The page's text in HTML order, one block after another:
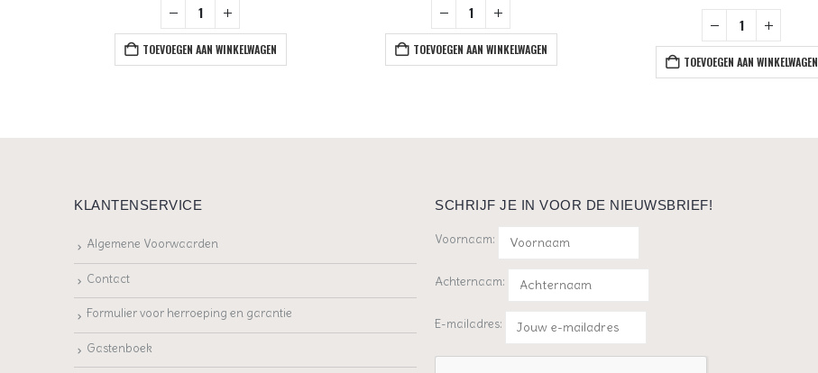
TOEVOEGEN AAN WINKELWAGEN TOEVOEGEN AAN WINKELWAGEN
TOEVOEGEN AAN WINKELWAGEN
KLANTENSERVICE
Algemene Voorwaarden
Contact
Formulier voor herroeping en garantie
Gastenboek
SCHRIJF JE IN VOOR DE NIEUWSBRIEF!
Voornaam:
Achternaam:
E-mailadres: